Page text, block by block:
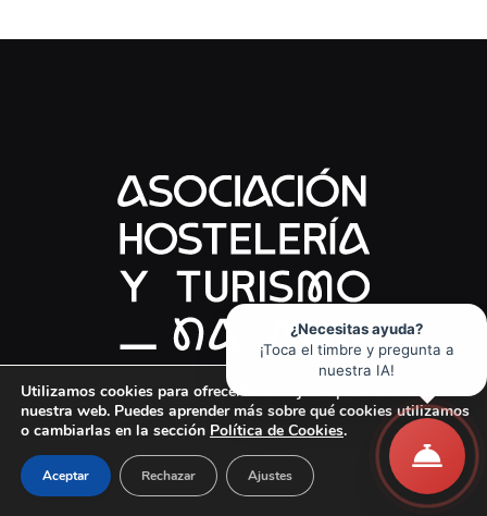
¿Necesitas ayuda?
¡Toca el timbre y pregunta a
nuestra IA!
c/ Pedro I, nº 1, 1º - 31007 Pamplona (Navarra)
Email: info@hostelerianavarra.com
Utilizamos cookies para ofrecerte la mejor experiencia en
nuestra web. Puedes aprender más sobre qué cookies utilizamos
o cambiarlas en la sección Política de Cookies.
Aceptar Rechazar Ajustes